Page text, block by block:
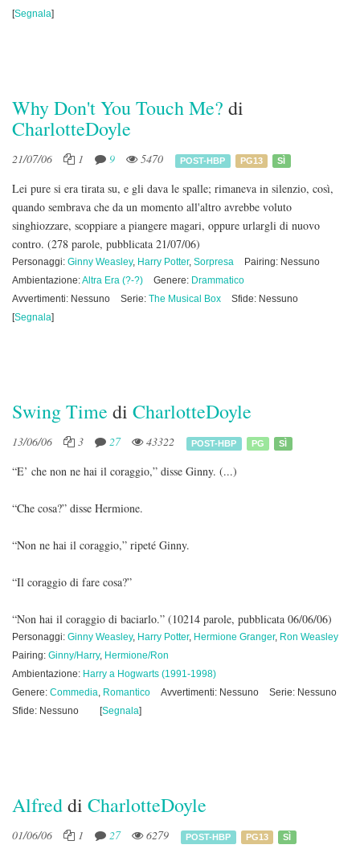
[Segnala]
Why Don't You Touch Me? di
CharlotteDoyle
21/07/06 1 9 5470 POST-HBP PG13 SÌ
Lei pure si era tirata su, e gli dava le spalle; rimaneva in silenzio, così,
quando sembrava che da un momento all'altro avrebbe voluto
singhiozzare, scoppiare a piangere magari, oppure urlargli di nuovo
contro. (278 parole, pubblicata 21/07/06)
Personaggi: Ginny Weasley, Harry Potter, Sorpresa
Pairing: Nessuno
Ambientazione:Altra Era (?-?) Genere: Drammatico
Avvertimenti: Nessuno
Serie: The Musical Box
Sfide: Nessuno
[Segnala]
Swing Time di CharlotteDoyle
13/06/06 3 27 43322 POST-HBP PG SÌ
“E’ che non ne hai il coraggio,” disse Ginny. (...)
“Che cosa?” disse Hermione.
“Non ne hai il coraggio,” ripeté Ginny.
“Il coraggio di fare cosa?”
“Non hai il coraggio di baciarlo.” (10214 parole, pubblicata 06/06/06)
Personaggi: Ginny Weasley, Harry Potter, Hermione Granger, Ron Weasley
Pairing: Ginny/Harry, Hermione/Ron
Ambientazione: Harry a Hogwarts (1991-1998)
Genere: Commedia, Romantico Avvertimenti: Nessuno
Serie: Nessuno
Sfide: Nessuno
[Segnala]
Alfreddi CharlotteDoyle
01/06/06 1 27 6279 POST-HBP PG13 SÌ